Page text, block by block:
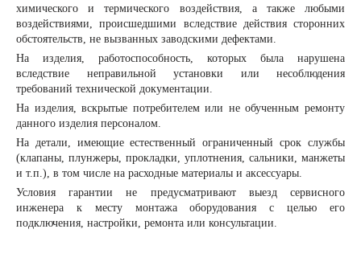
химического и термического воздействия, а также любыми
воздействиями, происшедшими вследствие действия сторонних
обстоятельств, не вызванных заводскими дефектами.
На изделия, работоспособность, которых была нарушена
вследствие неправильной установки или несоблюдения
требований технической документации.
На изделия, вскрытые потребителем или не обученным ремонту
данного изделия персоналом.
На детали, имеющие естественный ограниченный срок службы
(клапаны, плунжеры, прокладки, уплотнения, сальники, манжеты
и т.п.), в том числе на расходные материалы и аксессуары.
Условия гарантии не предусматривают выезд сервисного
инженера к месту монтажа оборудования с целью его
подключения, настройки, ремонта или консультации.